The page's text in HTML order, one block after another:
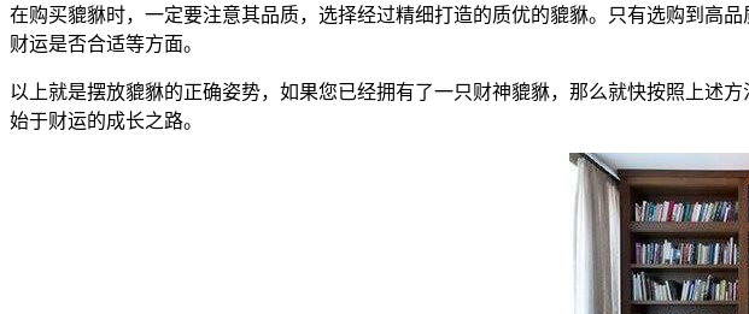
在购买貔貅时，一定要注意其品质，选择经过精细打造的质优的貔貅。只有选购到高
财运是否合适等方面。
以上就是摆放貔貅的正确姿势，如果您已经拥有了一只财神貔貅，那么就快按照上述
始于财运的成长之路。